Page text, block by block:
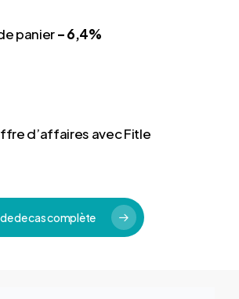
panier– 6,4%
d’affaires avec Fitle
de cas complète